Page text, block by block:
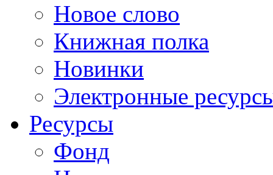
Новое слово
Книжная полка
Новинки
Электронные
Ресурсы
Фонд